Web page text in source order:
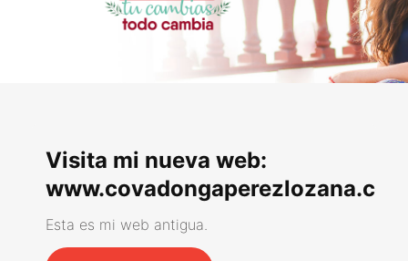
Visita mi nueva web:
www.covadongaperezlozana.com
Esta es mi web antigua.